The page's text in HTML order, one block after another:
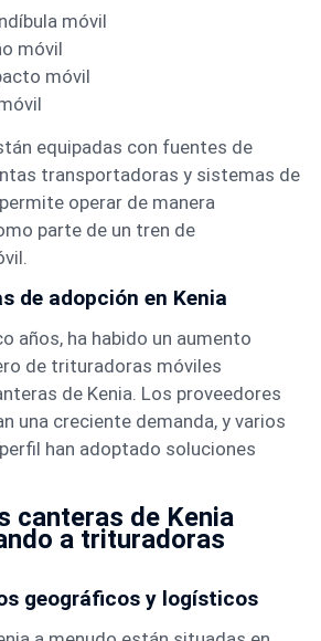
móvil
móvil
móvil
equipadas con fuentes de
transportadoras y sistemas de
operar de manera
parte de un tren de
de adopción en Kenia
años, ha habido un aumento
de trituradoras móviles
de Kenia. Los proveedores
una creciente demanda, y varios
han adoptado soluciones
canteras de Kenia
a trituradoras
geográficos y logísticos